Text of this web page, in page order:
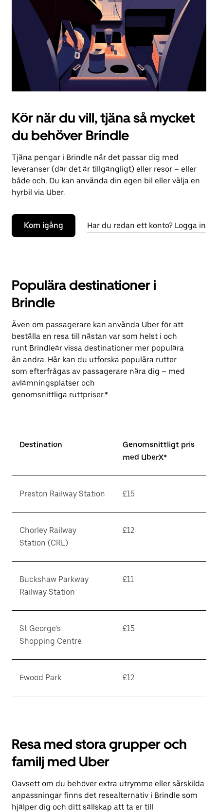
kalendern.
Kör när du vill, tjäna så mycket
du behöver Brindle
Tjäna pengar i Brindle när det passar dig med
leveranser (där det är tillgängligt) eller resor – eller
både och. Du kan använda din egen bil eller välja en
hyrbil via Uber.
Kom igång Har du redan ett konto? Logga in
Populära destinationer i
Brindle
Även om passagerare kan använda Uber för att
beställa en resa till nästan var som helst i och
runt Brindleär vissa destinationer mer populära
än andra. Här kan du utforska populära rutter
som efterfrågas av passagerare nära dig – med
avlämningsplatser och
genomsnittliga ruttpriser.*
Destination
Genomsnittligt pris
med UberX*
Preston Railway Station £15
Chorley Railway
Station (CRL)
£12
Buckshaw Parkway
Railway Station
£11
St George’s
Shopping Centre
£15
Ewood Park £12
Resa med stora grupper och
familj med Uber
Oavsett om du behöver extra utrymme eller särskilda
anpassningar finns det resealternativ i Brindle som
hjälper dig och ditt sällskap att ta er till